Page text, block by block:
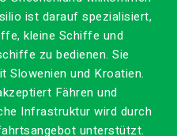
ist darauf spezialisiert,
kleine Schiffe und
zu bedienen. Sie
Slowenien und Kroatien.
Fähren und
Infrastruktur wird durch
unterstützt.